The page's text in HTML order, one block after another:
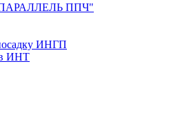
"ПАРАЛЛЕЛЬ ППЧ"
ИНГП
ИНТ